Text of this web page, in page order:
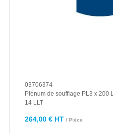
03706374
Plénum de soufflage PL3 x 200
14 LLT
264,00 € HT / Pièce